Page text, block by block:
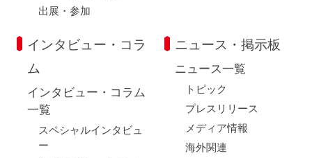
出展・参加
インタビュー・コラ
ム
インタビュー・コラム
一覧
スペシャルインタビュ
ー
ニュース・掲示板
ニュース一覧
トピック
プレスリリース
メディア情報
海外関連